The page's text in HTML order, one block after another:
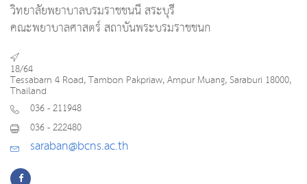
วิทยาลัยพยาบาลบรมราชชนนี สระบุรี
คณะพยาบาลศาสตร์ สถาบันพระบรมราชชนก
18/64
Tessabarn 4 Road, Tambon Pakpriaw, Ampur Muang, Saraburi 18000,
Thailand
036 - 211948
036 - 222480
saraban@bcns.ac.th